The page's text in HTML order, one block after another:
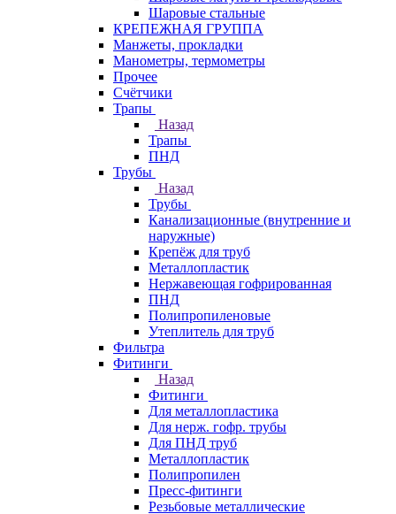
Шаровые стальные
КРЕПЕЖНАЯ ГРУППА
Манжеты, прокладки
Манометры, термометры
Прочее
Счётчики
Трапы
Назад
Трапы
ПНД
Трубы
Назад
Трубы
Канализационные (внутренние и
наружные)
Крепёж для труб
Металлопластик
Нержавеющая гофрированная
ПНД
Полипропиленовые
Утеплитель для труб
Фильтра
Фитинги
Назад
Фитинги
Для металлопластика
Для нерж. гофр. трубы
Для ПНД труб
Металлопластик
Полипропилен
Пресс-фитинги
Резьбовые металлические